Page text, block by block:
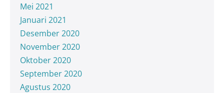
Mei 2021
Januari 2021
Desember 2020
November 2020
Oktober 2020
September 2020
Agustus 2020